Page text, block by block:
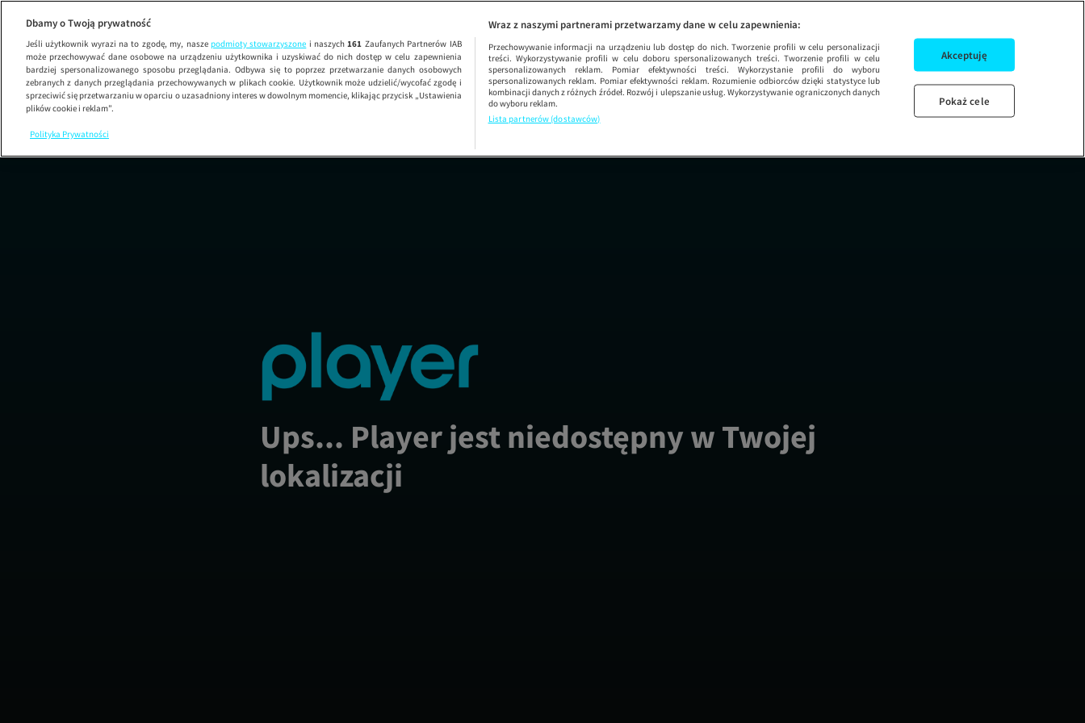
SEZON 3 ODCINEK 8
DEFACTO 3
Ups... Player jest niedostępny w Twojej
lokalizacji
Dbamy o Twoją prywatność
Jeśli użytkownik wyrazi na to zgodę, my, nasze podmioty stowarzyszone i naszych161 Zaufanych Partnerów IAB
może przechowywać dane osobowe na urządzeniu użytkownika i uzyskiwać do nich dostęp w celu zapewnienia
bardziej spersonalizowanego sposobu przeglądania. Odbywa się to poprzez przetwarzanie danych osobowych
zebranych z danych przeglądania przechowywanych w plikach cookie. Użytkownik może udzielić/wycofać zgodę i
sprzeciwić się przetwarzaniu w oparciu o uzasadniony interes w dowolnym momencie, klikając przycisk „Ustawienia
plików cookie i reklam”.
Polityka Prywatności
Wraz z naszymi partnerami przetwarzamy dane w celu zapewnienia:
Przechowywanie informacji na urządzeniu lub dostęp do nich. Tworzenie profili w celu personalizacji
treści. Wykorzystywanie profili w celu doboru spersonalizowanych treści. Tworzenie profili w celu
spersonalizowanych reklam. Pomiar efektywności treści. Wykorzystanie profili do wyboru
spersonalizowanych reklam. Pomiar efektywności reklam. Rozumienie odbiorców dzięki statystyce lub
kombinacji danych z różnych źródeł. Rozwój i ulepszanie usług. Wykorzystywanie ograniczonych danych
do wyboru reklam.
Lista partnerów (dostawców)
Akceptuję
Pokaż cele